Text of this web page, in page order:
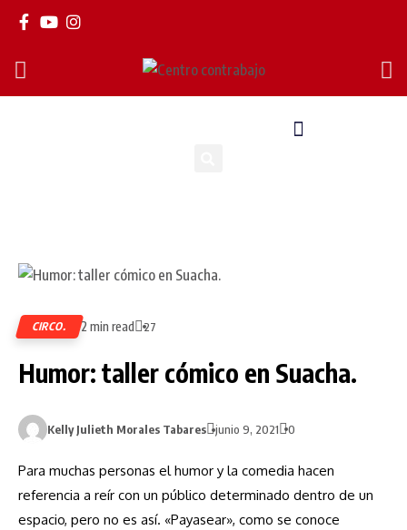
CIRCO. 2 min read 27
Humor: taller cómico en Suacha.
Kelly Julieth Morales Tabares junio 9, 2021 0
Para muchas personas el humor y la comedia hacen
referencia a reír con un público determinado dentro de un
espacio, pero no es así. «Payasear», como se conoce